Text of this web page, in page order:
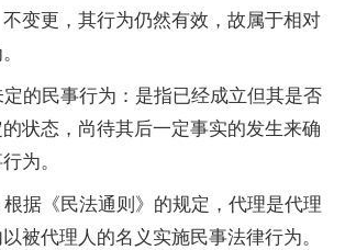
变更，其行为仍然有效，故属于相对
民事行为：是指已经成立但其是否
状态，尚待其后一定事实的发生来确
为。
《民法通则》的规定，代理是代理
被代理人的名义实施民事法律行为。